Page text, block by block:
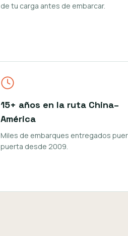
de tu carga antes de embarcar.
15+ años en la ruta China–
América
Miles de embarques entregados
puerta desde 2009.